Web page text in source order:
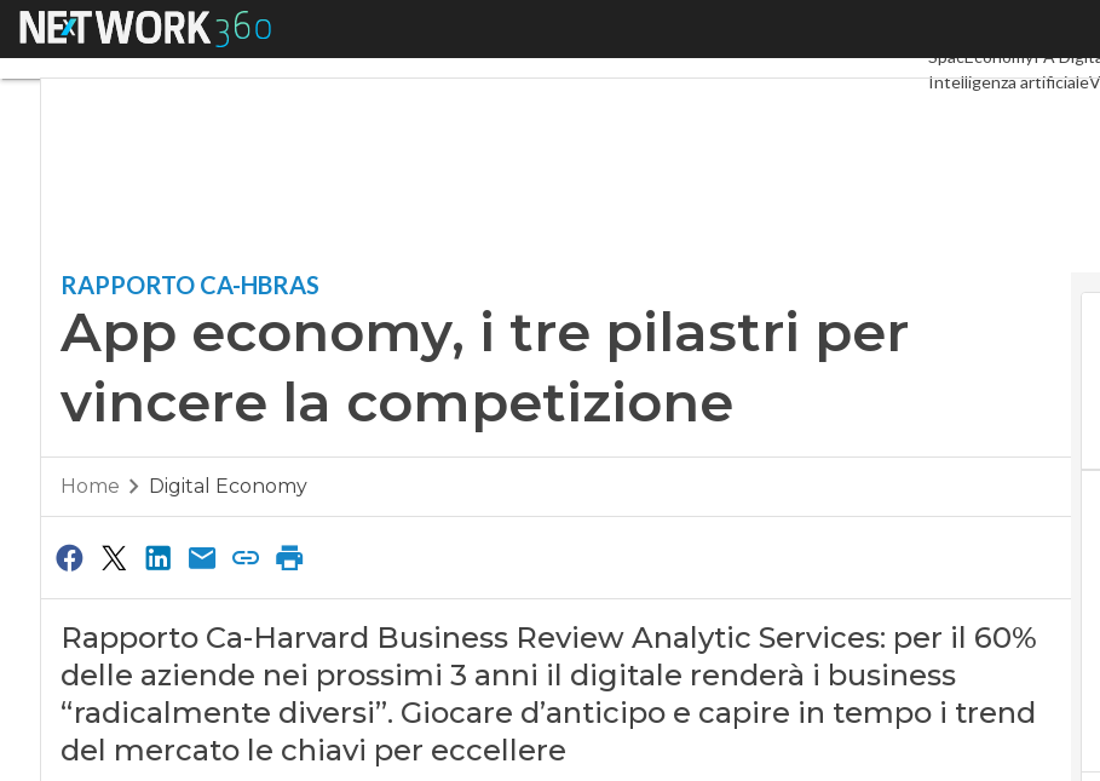
Menu Digital
SpacEconomyPA
Intelligenza artificiale
RAPPORTO CA-HBRAS
App economy, i tre pilastri per
vincere la competizione
Home Digital Economy
Rapporto Ca-Harvard Business Review Analytic Services: per il 60%
delle aziende nei prossimi 3 anni il digitale renderà i business
“radicalmente diversi”. Giocare d’anticipo e capire in tempo i trend
del mercato le chiavi per eccellere